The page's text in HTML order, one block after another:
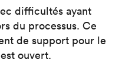
difficultés ayant
du processus. Ce
de support pour le
ouvert.